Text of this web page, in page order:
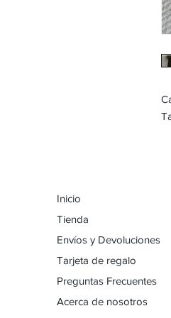
Inicio
Tienda
Envíos y Devoluciones
Tarjeta de regalo
Preguntas Frecuentes
Acerca de nosotros